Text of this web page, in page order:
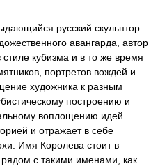
русский скульптор
авангарда, автор
стиле кубизма и в то же время
портретов вождей и
художника к разным
построению и
воплощению идей
и отражает в себе
Имя Королева стоит в
рядом с такими именами, как